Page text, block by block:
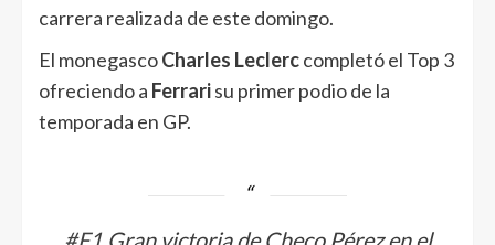
carrera realizada de este domingo.
El monegascoCharles Leclerccompletó el Top 3
ofreciendo a Ferrarisu primer podio de la
temporada en GP.
#F1 Gran victoria de Checo Pérez en el